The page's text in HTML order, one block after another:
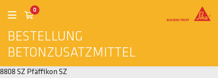
BESTELLUNG
BETONZUSATZMITTEL
0
8808 SZ Pfäffikon SZ